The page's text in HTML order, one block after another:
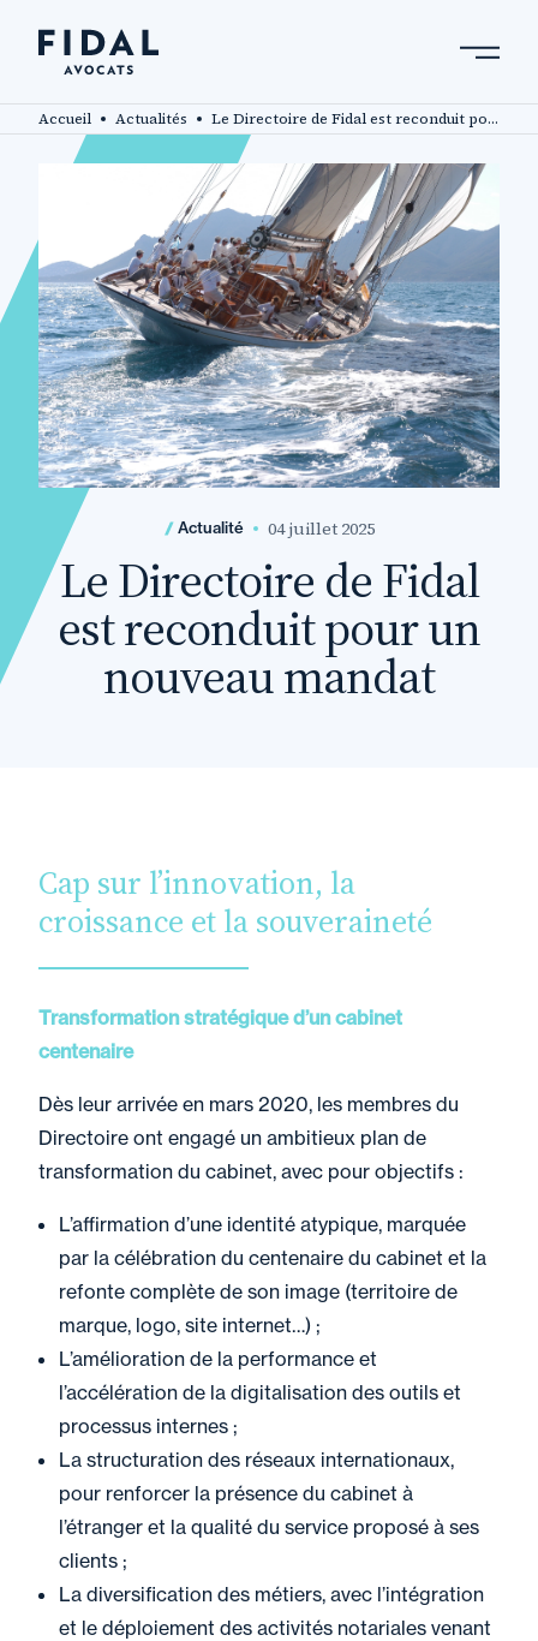
contenu
principal
Accueil Actualités Le Directoire de Fidal est reconduit pour un nouveau mandat
Actualité 04 juillet 2025
Le Directoire de Fidal
est reconduit pour un
nouveau mandat
Cap sur l’innovation, la
croissance et la souveraineté
Transformation stratégique d’un cabinet
centenaire
Dès leur arrivée en mars 2020, les membres du
Directoire ont engagé un ambitieux plan de
transformation du cabinet, avec pour objectifs :
L’affirmation d’une identité atypique, marquée
par la célébration du centenaire du cabinet et la
refonte complète de son image (territoire de
marque, logo, site internet…) ;
L’amélioration de la performance et
l’accélération de la digitalisation des outils et
processus internes ;
La structuration des réseaux internationaux,
pour renforcer la présence du cabinet à
l’étranger et la qualité du service proposé à ses
clients ;
La diversification des métiers, avec l’intégration
et le déploiement des activités notariales venant